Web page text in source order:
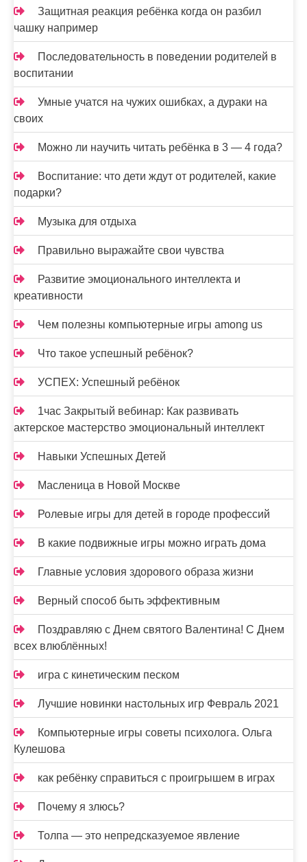
Защитная реакция ребёнка когда он разбил
чашку например
Последовательность в поведении родителей в
воспитании
Умные учатся на чужих ошибках, а дураки на
своих
Можно ли научить читать ребёнка в 3 — 4 года?
Воспитание: что дети ждут от родителей, какие
подарки?
Музыка для отдыха
Правильно выражайте свои чувства
Развитие эмоционального интеллекта и
креативности
Чем полезны компьютерные игры among us
Что такое успешный ребёнок?
УСПЕХ: Успешный ребёнок
1час Закрытый вебинар: Как развивать
актерское мастерство эмоциональный интеллект
Навыки Успешных Детей
Масленица в Новой Москве
Ролевые игры для детей в городе профессий
В какие подвижные игры можно играть дома
Главные условия здорового образа жизни
Верный способ быть эффективным
Поздравляю с Днем святого Валентина! С Днем
всех влюблённых!
игра с кинетическим песком
Лучшие новинки настольных игр Февраль 2021
Компьютерные игры советы психолога. Ольга
Кулешова
как ребёнку справиться с проигрышем в играх
Почему я злюсь?
Толпа — это непредсказуемое явление